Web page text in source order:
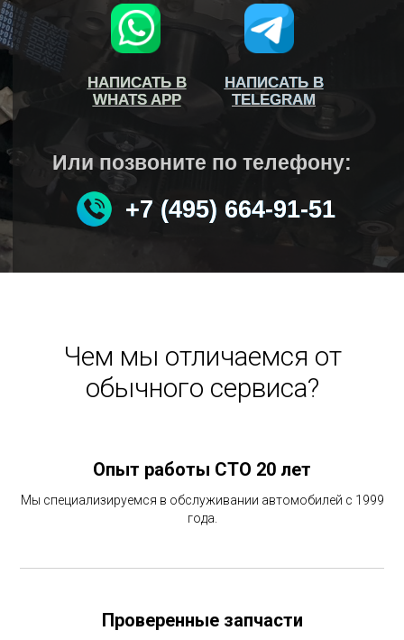
+7 (495) 664-91-51
Или позвоните по телефону:
НАПИСАТЬ В
TELEGRAM
НАПИСАТЬ В
WHATS APP
НАПИСАТЬ В
WHATS APP
НАПИСАТЬ В
TELEGRAM
+7 (495) 664-91-51
Чем мы отличаемся от
обычного сервиса?
Опыт работы СТО 20 лет
Мы специализируемся в обслуживании автомобилей с 1999
года.
Проверенные запчасти